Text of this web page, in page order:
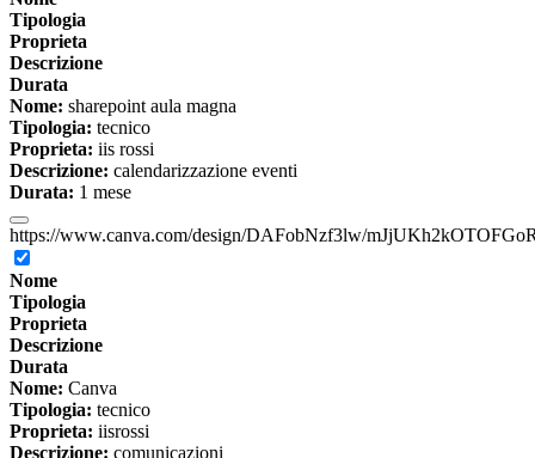
Tipologia
Proprieta
Descrizione
Durata
Nome: sharepoint aula magna
Tipologia: tecnico
Proprieta: iis rossi
Descrizione: calendarizzazione eventi
Durata: 1 mese
https://www.canva.com/design/DAFobNzf3lw/
Nome
Tipologia
Proprieta
Descrizione
Durata
Nome: Canva
Tipologia: tecnico
Proprieta: iisrossi
Descrizione: comunicazioni